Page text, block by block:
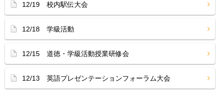
12/19 校内駅伝大会
12/18 学級活動
12/15 道徳・学級活動授業研修会
12/13 英語プレゼンテーションフォーラム大会